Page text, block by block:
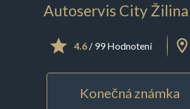
Autoservis City Žilina
4.6/ 99 Hodnotení
Konečná známka